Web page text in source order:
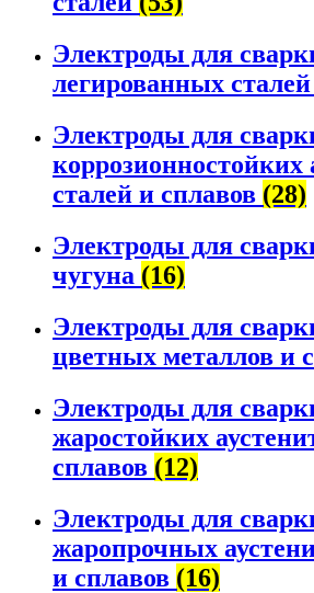
Электроды для
легированных сталей
Электроды для
коррозионностойких
сталей и сплавов (28)
Электроды для
чугуна (16)
Электроды для
цветных металлов и
Электроды для
жаростойких
сплавов (12)
Электроды для
жаропрочных
и сплавов (16)